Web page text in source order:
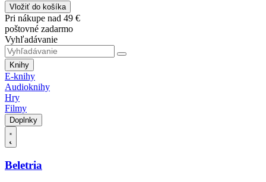
Vložiť do košíka
Pri nákupe nad 49 €
poštovné zadarmo
Vyhľadávanie
Knihy
E-knihy
Audioknihy
Hry
Filmy
Doplnky
Beletria